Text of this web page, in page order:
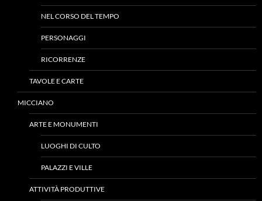
NEL CORSO DEL TEMPO
PERSONAGGI
RICORRENZE
TAVOLE E CARTE
MICCIANO
ARTE E MONUMENTI
LUOGHI DI CULTO
PALAZZI E VILLE
ATTIVITÀ PRODUTTIVE